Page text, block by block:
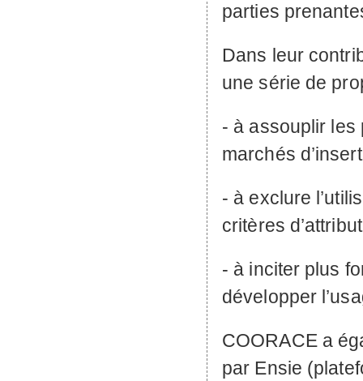
parties
Dans leur
une série de
- à assouplir les
marchés
- à exclure
critères
- à inciter plus
développer
COORACEa
par Ensie